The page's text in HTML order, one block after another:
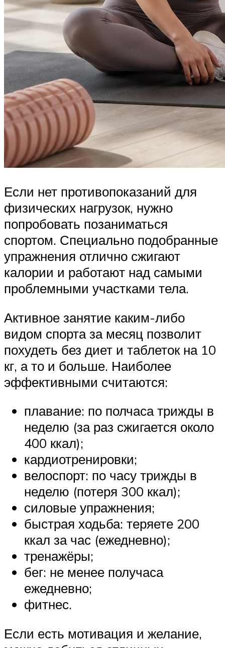
Если нет противопоказаний для
физических нагрузок, нужно
попробовать позаниматься
спортом. Специально подобранные
упражнения отлично сжигают
калории и работают над самыми
проблемными участками тела.
Активное занятие каким-либо
видом спорта за месяц позволит
похудеть без диет и таблеток на 10
кг, а то и больше. Наиболее
эффективными считаются:
плавание: по полчаса трижды в
неделю (за раз сжигается около
400 ккал);
кардиотренировки;
велоспорт: по часу трижды в
неделю (потеря 300 ккал);
силовые упражнения;
быстрая ходьба: теряете 200
ккал за час (ежедневно);
тренажёры;
бег: не менее получаса
ежедневно;
фитнес.
Если есть мотивация и желание,